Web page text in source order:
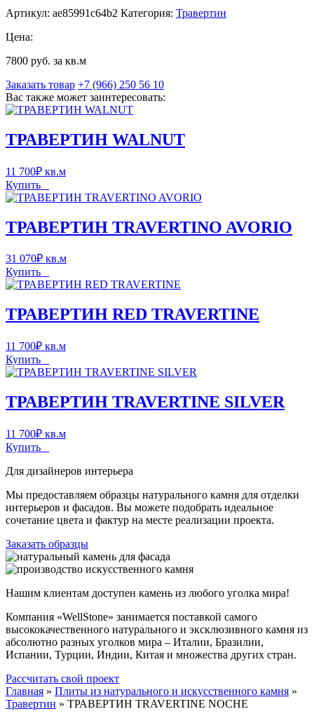
Артикул: ae85991c64b2 Категория: Травертин
Цена:
7800 руб. за кв.м
Заказать товар +7 (966) 250 56 10
Вас также может заинтересовать:
ТРАВЕРТИН WALNUT
11 700₽ кв.м
Купить
ТРАВЕРТИН TRAVERTINO AVORIO
31 070₽ кв.м
Купить
ТРАВЕРТИН RED TRAVERTINE
11 700₽ кв.м
Купить
ТРАВЕРТИН TRAVERTINE SILVER
11 700₽ кв.м
Купить
Для дизайнеров интерьера
Мы предоставляем образцы натурального камня для отделки
интерьеров и фасадов. Вы можете подобрать идеальное
сочетание цвета и фактур на месте реализации проекта.
Заказать образцы
Нашим клиентам доступен камень из любого уголка мира!
Компания «WellStone» занимается поставкой самого
высококачественного натурального и эксклюзивного камня из
абсолютно разных уголков мира – Италии, Бразилии,
Испании, Турции, Индии, Китая и множества других стран.
Рассчитать свой проект
Главная » Плиты из натурального и искусственного камня »
Травертин » ТРАВЕРТИН TRAVERTINE NOCHE